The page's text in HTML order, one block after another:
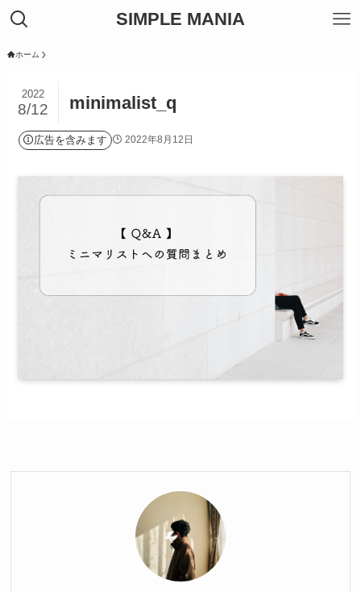
SIMPLE MANIA
ホーム
minimalist_q
2022
8/12
広告を含みます 2022年8月12日